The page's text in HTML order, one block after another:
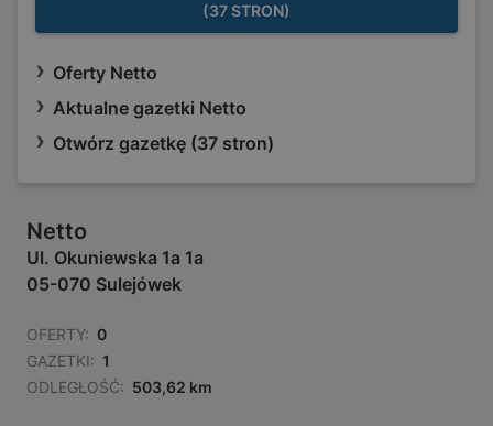
(37 STRON)
Oferty Netto
Aktualne gazetki Netto
Otwórz gazetkę (37 stron)
Netto
Ul. Okuniewska 1a 1a
05-070 Sulejówek
OFERTY: 0
GAZETKI: 1
ODLEGŁOŚĆ: 503,62 km